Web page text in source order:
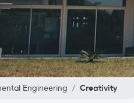
Engineering Creativity